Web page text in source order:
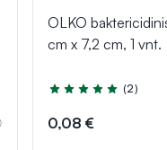
OLKO
cm x 7,2 cm, 1 vnt.
Įvertinimas 5.0 iš 5
(2)
0,08 €